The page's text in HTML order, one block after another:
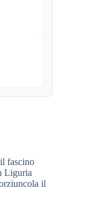
fascino
Liguria
il